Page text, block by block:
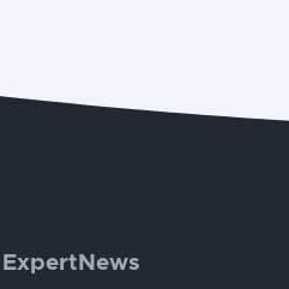
ExpertNews